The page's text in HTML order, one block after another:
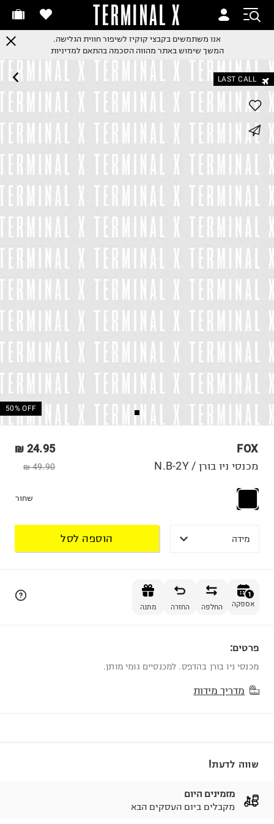
TERMINAL X
אנו משתמשים בקבצי קוקיז לשיפור חווית הגלישה.
המשך שימוש באתר מהווה הסכמה בהתאם למדיניות
LAST CALL
50% OFF
whatsapp
facebook
copy link
FOX
24.95 ₪
49.90 ₪ מכנסי ניו בורן / N.B-2Y
שחור
מידה הוספה לסל
1
אספקה החלפה החזרה מתנה
פרטים:
מכנסי ניו בורן בהדפס. למכנסיים גומי מותן.
מדריך מידות
שווה לדעת!
מזמינים היום
מקבלים ביום העסקים הבא